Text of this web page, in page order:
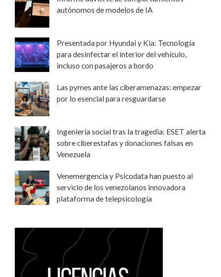
autónomos de modelos de IA
Presentada por Hyundai y Kia: Tecnología
para desinfectar el interior del vehículo,
incluso con pasajeros a bordo
Las pymes ante las ciberamenazas: empezar
por lo esencial para resguardarse
Ingeniería social tras la tragedia: ESET alerta
sobre ciberestafas y donaciones falsas en
Venezuela
Venemergencia y Psicodata han puesto al
servicio de los venezolanos innovadora
plataforma de telepsicología